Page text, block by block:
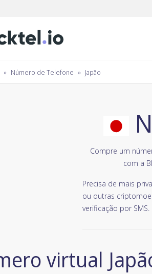
» Número de Telefone » Japão
Compre um
com a
Precisa de mais
ou outras
verificação por SMS.
virtual